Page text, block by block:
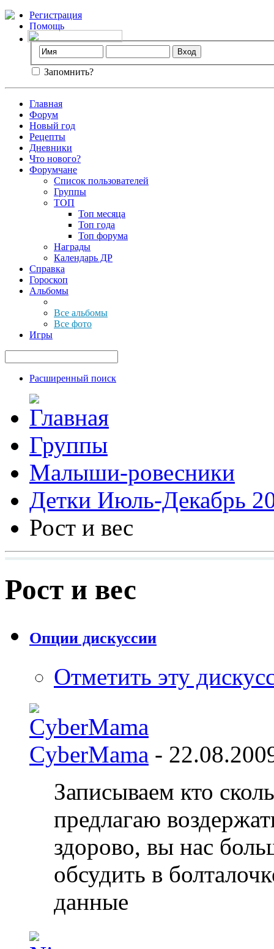
Регистрация
Помощь
Запомнить?
Главная
Форум
Новый год
Рецепты
Дневники
Что нового?
Форумчане
Список пользователей
Группы
ТОП
Топ месяца
Топ года
Топ форума
Награды
Календарь ДР
Справка
Гороскоп
Альбомы
Все альбомы
Все фото
Игры
Расширенный поиск
Группы
Малыши-ровесники
Детки Июль-Декабрь
Рост и вес
Рост и вес
Опции дискуссии
Отметить эту
CyberMama -
Записываем кто
предлагаю
здорово, вы нас
обсудить в
данные